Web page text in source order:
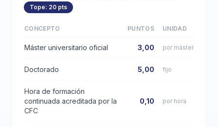
Tope: 20 pts
CONCEPTO PUNTOS UNIDAD
Máster universitario oficial 3,00 por máster
Doctorado 5,00 fijo
Hora de formación
continuada acreditada por la
CFC
0,10 por hora